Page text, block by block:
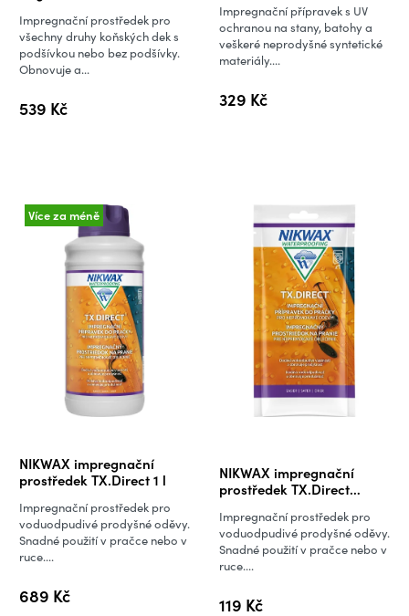
539 Kč
Impregnační prostředek pro
všechny druhy koňských dek s
podšívkou nebo bez podšívky.
Obnovuje a...
produktu
je
5,0
5
329 Kč
Impregnační přípravek s UV
ochranou na stany, batohy a
veškeré neprodyšné syntetické
materiály....
Více za méně
NIKWAX impregnační
prostředek TX.Direct 1 l
Průměrné
hodnocení
produktu
je
5,0
5
689 Kč
Impregnační prostředek pro
voduodpudivé prodyšné oděvy.
Snadné použití v pračce nebo v
ruce....
NIKWAX impregnační
prostředek TX.Direct
119 Kč
Impregnační prostředek pro
voduodpudivé prodyšné oděvy.
Snadné použití v pračce nebo v
ruce....